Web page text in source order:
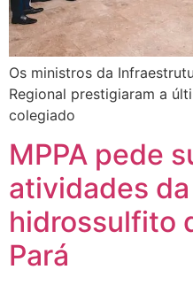
Os ministros da
Regional prestigiaram a
colegiado
MPPA pede
atividades
hidrossulfito
Pará